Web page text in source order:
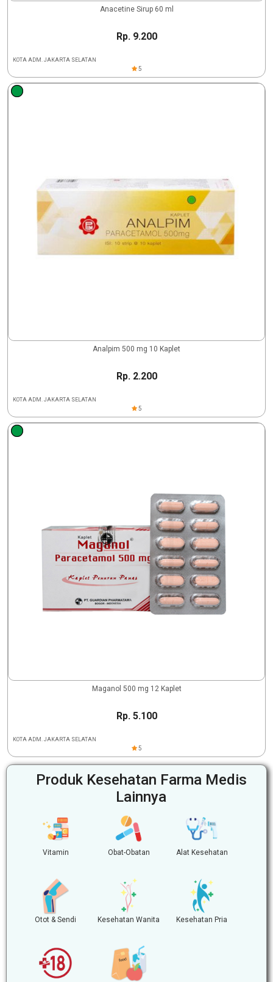
Anacetine Sirup 60 ml
Rp. 9.200
KOTA ADM. JAKARTA SELATAN
5
Analpim 500 mg 10 Kaplet
Rp. 2.200
KOTA ADM. JAKARTA SELATAN
5
Maganol 500 mg 12 Kaplet
Rp. 5.100
KOTA ADM. JAKARTA SELATAN
5
Produk Kesehatan Farma Medis
Lainnya
Vitamin Obat-Obatan Alat Kesehatan
Otot & Sendi Kesehatan Wanita Kesehatan Pria